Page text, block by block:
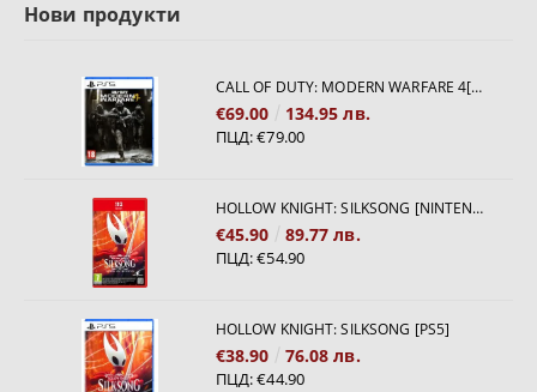
Нови продукти
CALL OF DUTY: MODERN WARFARE 4[PS5]
€69.00 134.95 лв.
ПЦД:€79.00
HOLLOW KNIGHT: SILKSONG [NINTENDO SWITCH 2]
€45.90 89.77 лв.
ПЦД:€54.90
HOLLOW KNIGHT: SILKSONG [PS5]
€38.90 76.08 лв.
ПЦД:€44.90